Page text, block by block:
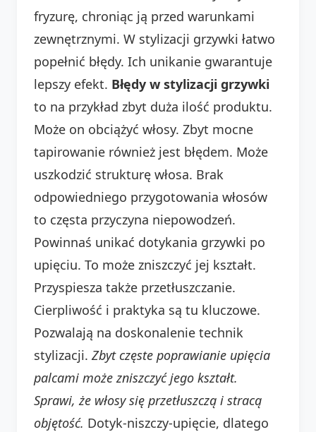
fryzurę, chroniąc ją przed warunkami
zewnętrznymi. W stylizacji grzywki łatwo
popełnić błędy. Ich unikanie gwarantuje
lepszy efekt. Błędy w stylizacji grzywki
to na przykład zbyt duża ilość produktu.
Może on obciążyć włosy. Zbyt mocne
tapirowanie również jest błędem. Może
uszkodzić strukturę włosa. Brak
odpowiedniego przygotowania włosów
to częsta przyczyna niepowodzeń.
Powinnaś unikać dotykania grzywki po
upięciu. To może zniszczyć jej kształt.
Przyspiesza także przetłuszczanie.
Cierpliwość i praktyka są tu kluczowe.
Pozwalają na doskonalenie technik
stylizacji. Zbyt częste poprawianie upięcia
palcami może zniszczyć jego kształt.
Sprawi, że włosy się przetłuszczą i stracą
objętość. Dotyk-niszczy-upięcie, dlatego